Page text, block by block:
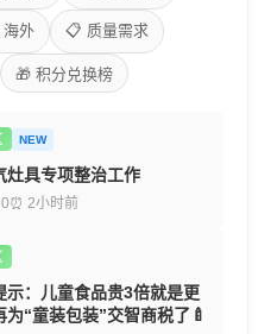
海外 📋 质量需求
🎁 积分兑换榜
NEW
灶具专项整治工作
⏰ 2小时前
示：儿童食品贵3倍就是更
为“童装包装”交智商税了🍼